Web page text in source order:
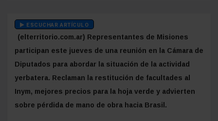
ESCUCHAR ARTÍCULO
(elterritorio.com.ar) Representantes de Misiones
participan este jueves de una reunión en la Cámara de
Diputados para abordar la situación de la actividad
yerbatera. Reclaman la restitución de facultades al
Inym, mejores precios para la hoja verde y advierten
sobre pérdida de mano de obra hacia Brasil.